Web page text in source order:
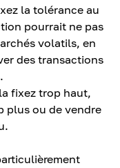
la tolérance au
pourrait ne pas
volatils, en
des transactions
fixez trop haut,
plus ou de vendre